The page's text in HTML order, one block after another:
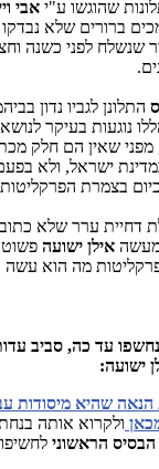
ע"י אבי וייס (והוגשו
נבדקו (די ברור
כשנה וחצי ליחידת
נדון בביהמ"ש
לנושאיםשלא
הם חלק מכתב
ולא בפעם הראשונה
שלא כתובה בספר
פשוט "מאותרג"
הוא עשה או עושה.
סביב עדותו
עבירת
אותה בנחת, כי היא
לחשיפות כאן